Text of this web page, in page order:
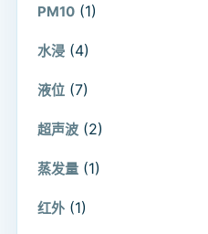
PM10 (1)
水浸 (4)
液位 (7)
超声波 (2)
蒸发量 (1)
红外 (1)